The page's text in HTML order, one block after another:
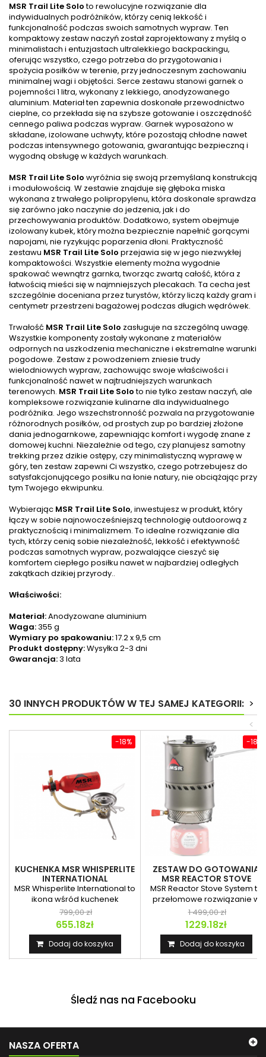
MSR Trail Lite Soloto rewolucyjne rozwiązanie dla
indywidualnych podróżników, którzy cenią lekkość i
funkcjonalność podczas swoich samotnych wypraw. Ten
kompaktowy zestaw naczyń został zaprojektowany z myślą o
minimalistach i entuzjastach ultralekkiego backpackingu,
oferując wszystko, czego potrzeba do przygotowania i
spożycia posiłków w terenie, przy jednoczesnym zachowaniu
minimalnej wagi i objętości. Serce zestawu stanowi garnek o
pojemności 1 litra, wykonany z lekkiego, anodyzowanego
aluminium. Materiał ten zapewnia doskonałe przewodnictwo
cieplne, co przekłada się na szybsze gotowanie i oszczędność
cennego paliwa podczas wypraw. Garnek wyposażono w
składane, izolowane uchwyty, które pozostają chłodne nawet
podczas intensywnego gotowania, gwarantując bezpieczną i
wygodną obsługę w każdych warunkach.
MSR Trail Lite Solo wyróżnia się swoją przemyślaną konstrukcją
i modułowością. W zestawie znajduje się głęboka miska
wykonana z trwałego polipropylenu, która doskonale sprawdza
się zarówno jako naczynie do jedzenia, jak i do
przechowywania produktów. Dodatkowo, system obejmuje
izolowany kubek, który można bezpiecznie napełnić gorącymi
napojami, nie ryzykując poparzenia dłoni. Praktyczność
zestawu MSR Trail Lite Solo przejawia się w jego niezwykłej
kompaktowości. Wszystkie elementy można wygodnie
spakować wewnątrz garnka, tworząc zwartą całość, która z
łatwością mieści się w najmniejszych plecakach. Ta cecha jest
szczególnie doceniana przez turystów, którzy liczą każdy gram i
centymetr przestrzeni bagażowej podczas długich wędrówek.
Trwałość MSR Trail Lite Solo zasługuje na szczególną uwagę.
Wszystkie komponenty zostały wykonane z materiałów
odpornych na uszkodzenia mechaniczne i ekstremalne warunki
pogodowe. Zestaw z powodzeniem zniesie trudy
wielodniowych wypraw, zachowując swoje właściwości i
funkcjonalność nawet w najtrudniejszych warunkach
terenowych. MSR Trail Lite Soloto nie tylko zestaw naczyń, ale
kompleksowe rozwiązanie kulinarne dla indywidualnego
podróżnika. Jego wszechstronność pozwala na przygotowanie
różnorodnych posiłków, od prostych zup po bardziej złożone
dania jednogarnkowe, zapewniając komfort i wygodę znane z
domowej kuchni. Niezależnie od tego, czy planujesz samotny
trekking przez dzikie ostępy, czy minimalistyczną wyprawę w
góry, ten zestaw zapewni Ci wszystko, czego potrzebujesz do
satysfakcjonującego posiłku na łonie natury, nie obciążając przy
tym Twojego ekwipunku.
Wybierając MSR Trail Lite Solo, inwestujesz w produkt, który
łączy w sobie najnowocześniejszą technologię outdoorową z
praktycznością i minimalizmem. To idealne rozwiązanie dla
tych, którzy cenią sobie niezależność, lekkość i efektywność
podczas samotnych wypraw, pozwalające cieszyć się
komfortem ciepłego posiłku nawet w najbardziej odległych
zakątkach dzikiej przyrody..
Właściwości:
Materiał:Anodyzowane aluminium
Waga:355 g
Wymiary po spakowaniu:17.2 x 9,5 cm
Produkt dostępny:Wysyłka 2-3 dni
Gwarancja:3 lata
30 INNYCH PRODUKTÓW W TEJ SAMEJ KATEGORII: >
<
KUCHENKA MSR WHISPERLITE
INTERNATIONAL
MSR Whisperlite International to
ikona wśród kuchenek
outdoorowych, która od...
799,00 zł
655.18zł
-18%
Dodaj do koszyka
ZESTAW DO GOTOWANIA
MSR REACTOR STOVE
SYSTEM
MSR Reactor Stove System to
przełomowe rozwiązanie w
dziedzinie outdoorowego...
1 499,00 zł
1229.18zł
-18%
Dodaj do koszyka
Śledź nas na Facebooku
NASZA OFERTA